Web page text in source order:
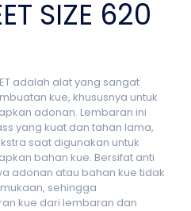
SIZE 620
adalah alat yang sangat
kue, khususnya untuk
adonan. Lembaran ini
yang kuat dan tahan lama,
saat digunakan untuk
bahan kue. Bersifat anti
adonan atau bahan kue tidak
sehingga
kue dari lembaran dan